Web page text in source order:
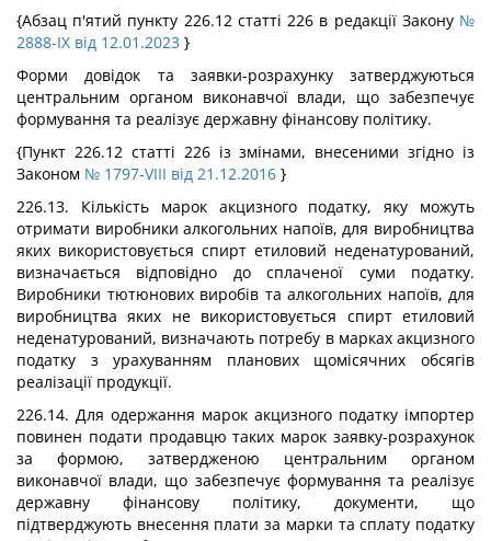
{Абзац п'ятий пункту 226.12 статті 226 в редакції Закону №
2888-IX від 12.01.2023 }
Форми довідок та заявки-розрахунку затверджуються
центральним органом виконавчої влади, що забезпечує
формування та реалізує державну фінансову політику.
{Пункт 226.12 статті 226 із змінами, внесеними згідно із
Законом № 1797-VIII від 21.12.2016 }
226.13. Кількість марок акцизного податку, яку можуть
отримати виробники алкогольних напоїв, для виробництва
яких використовується спирт етиловий неденатурований,
визначається відповідно до сплаченої суми податку.
Виробники тютюнових виробів та алкогольних напоїв, для
виробництва яких не використовується спирт етиловий
неденатурований, визначають потребу в марках акцизного
податку з урахуванням планових щомісячних обсягів
реалізації продукції.
226.14. Для одержання марок акцизного податку імпортер
повинен подати продавцю таких марок заявку-розрахунок
за формою, затвердженою центральним органом
виконавчої влади, що забезпечує формування та реалізує
державну фінансову політику, документи, що
підтверджують внесення плати за марки та сплату податку